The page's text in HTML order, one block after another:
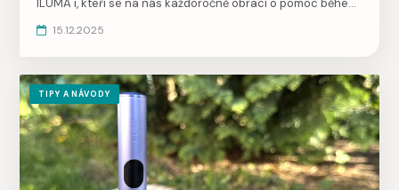
celoročně.
15.12.2025
TIPY A NÁVODY